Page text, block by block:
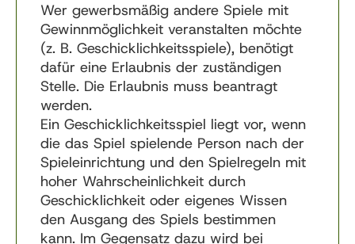
Wer gewerbsmäßig andere Spiele mit
Gewinnmöglichkeit veranstalten möchte
(z. B. Geschicklichkeitsspiele), benötigt
dafür eine Erlaubnis der zuständigen
Stelle. Die Erlaubnis muss beantragt
werden.
Ein Geschicklichkeitsspiel liegt vor, wenn
die das Spiel spielende Person nach der
Spieleinrichtung und den Spielregeln mit
hoher Wahrscheinlichkeit durch
Geschicklichkeit oder eigenes Wissen
den Ausgang des Spiels bestimmen
kann. Im Gegensatz dazu wird bei